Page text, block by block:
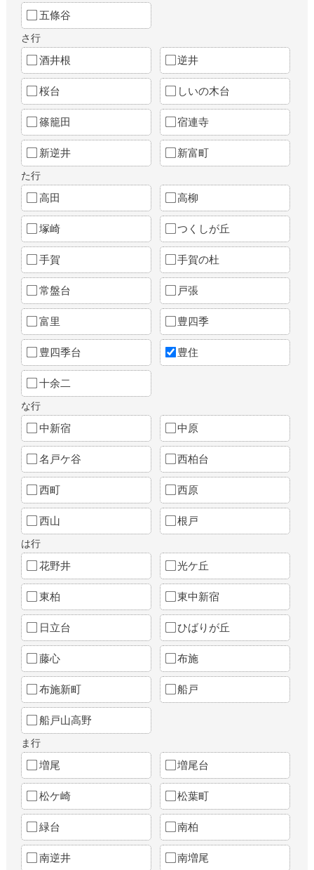
五條谷
さ行
酒井根 逆井
桜台 しいの木台
篠籠田 宿連寺
新逆井 新富町
た行
高田 高柳
塚崎 つくしが丘
手賀 手賀の杜
常盤台 戸張
富里 豊四季
豊四季台 豊住
十余二
な行
中新宿 中原
名戸ケ谷 西柏台
西町 西原
西山 根戸
は行
花野井 光ケ丘
東柏 東中新宿
日立台 ひばりが丘
藤心 布施
布施新町 船戸
船戸山高野
ま行
増尾 増尾台
松ケ崎 松葉町
緑台 南柏
南逆井 南増尾